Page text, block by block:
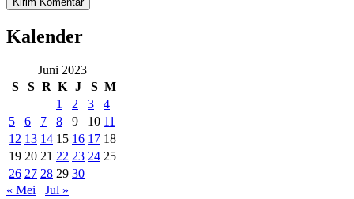
Kalender
Juni 2023
S
S R K J S M
1
2 3
4
5
6 7 8 9 10 11
12 13 14 15 16 17 18
19 20 21 22 23 24 25
26 27 28 29 30
« Mei
Jul »